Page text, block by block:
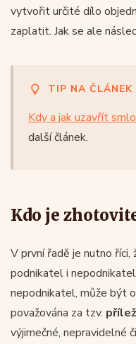
vytvořit určité dílo
zaplatit. Jak se ale
TIP NA ČLÁNEK
Kdy a jak uzavřít
další článek.
Kdo je
V první řadě je nutno
podnikatel i
nepodnikatel, může být
považována za tzv.
výjimečné, nepravidelné